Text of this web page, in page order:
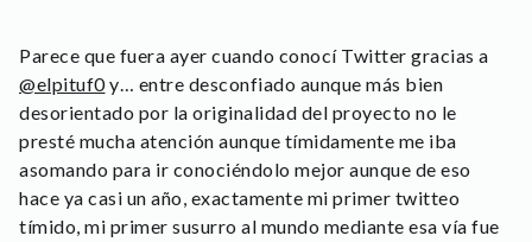
Parece que fuera ayer cuando conocí Twitter gracias a
@elpituf0y… entre desconfiado aunque más bien
desorientado por la originalidad del proyecto no le
presté mucha atención aunque tímidamente me iba
asomando para ir conociéndolo mejor aunque de eso
hace ya casi un año, exactamente mi primer twitteo
tímido, mi primer susurro al mundo mediante esa vía fue